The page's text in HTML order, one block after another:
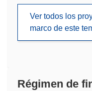
Ver todos los
marco de este
Régimen de